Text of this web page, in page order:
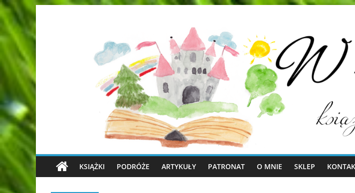
KSIĄŻKI PODRÓŻE ARTYKUŁY PATRONAT O MNIE SKLEP